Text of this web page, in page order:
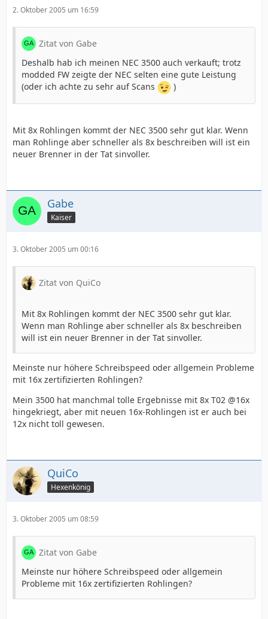
2. Oktober 2005 um 16:59
Zitat von Gabe
Deshalb hab ich meinen NEC 3500 auch verkauft; trotz
modded FW zeigte der NEC selten eine gute Leistung
(oder ich achte zu sehr auf Scans
)
Mit 8x Rohlingen kommt der NEC 3500 sehr gut klar. Wenn
man Rohlinge aber schneller als 8x beschreiben will ist ein
neuer Brenner in der Tat sinvoller.
Gabe
Kaiser
3. Oktober 2005 um 00:16
Zitat von QuiCo
Mit 8x Rohlingen kommt der NEC 3500 sehr gut klar.
Wenn man Rohlinge aber schneller als 8x beschreiben
will ist ein neuer Brenner in der Tat sinvoller.
Meinste nur höhere Schreibspeed oder allgemein Probleme
mit 16x zertifizierten Rohlingen?
Mein 3500 hat manchmal tolle Ergebnisse mit 8x T02 @16x
hingekriegt, aber mit neuen 16x-Rohlingen ist er auch bei
12x nicht toll gewesen.
QuiCo
Hexenkönig
3. Oktober 2005 um 08:59
Zitat von Gabe
Meinste nur höhere Schreibspeed oder allgemein
Probleme mit 16x zertifizierten Rohlingen?